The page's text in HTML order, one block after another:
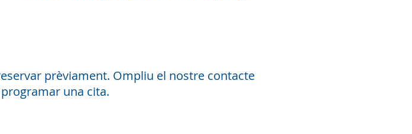
prèviament. Ompliu el nostre contacte
una cita.